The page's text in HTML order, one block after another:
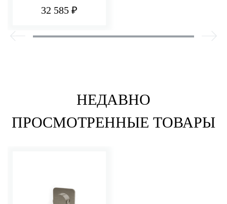
ДУША НА 2/3
32 585 ₽
НЕДАВНО
ПРОСМОТРЕННЫЕ ТОВАРЫ